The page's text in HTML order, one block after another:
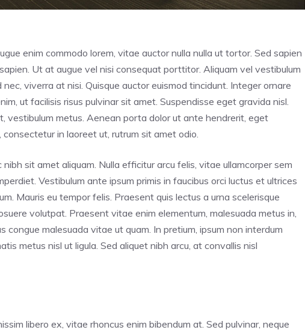
enim commodo lorem, vitae auctor nulla nulla ut tortor. Sed sapien
Ut at augue vel nisi consequat porttitor. Aliquam vel vestibulum
viverra at nisi. Quisque auctor euismod tincidunt. Integer ornare
ut facilisis risus pulvinar sit amet. Suspendisse eget gravida nisl.
vestibulum metus. Aenean porta dolor ut ante hendrerit, eget
in laoreet ut, rutrum sit amet odio.
sit amet aliquam. Nulla efficitur arcu felis, vitae ullamcorper sem
Vestibulum ante ipsum primis in faucibus orci luctus et ultrices
Mauris eu tempor felis. Praesent quis lectus a urna scelerisque
volutpat. Praesent vitae enim elementum, malesuada metus in,
congue malesuada vitae ut quam. In pretium, ipsum non interdum
metus nisl ut ligula. Sed aliquet nibh arcu, at convallis nisl
libero ex, vitae rhoncus enim bibendum at. Sed pulvinar, neque